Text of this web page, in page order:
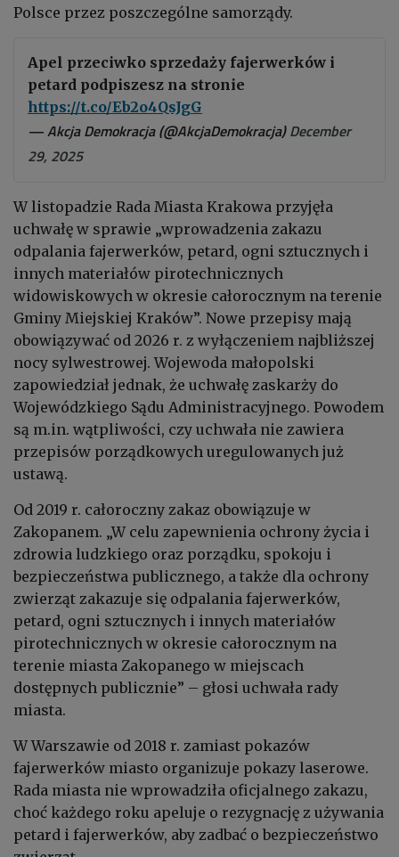
Polsce przez poszczególne samorządy.
Apel przeciwko sprzedaży fajerwerków i
petard podpiszesz na stronie
https://t.co/Eb2o4QsJgG
— Akcja Demokracja (@AkcjaDemokracja)December
29, 2025
W listopadzie Rada Miasta Krakowa przyjęła
uchwałę w sprawie „wprowadzenia zakazu
odpalania fajerwerków, petard, ogni sztucznych i
innych materiałów pirotechnicznych
widowiskowych w okresie całorocznym na terenie
Gminy Miejskiej Kraków”. Nowe przepisy mają
obowiązywać od 2026 r. z wyłączeniem najbliższej
nocy sylwestrowej. Wojewoda małopolski
zapowiedział jednak, że uchwałę zaskarży do
Wojewódzkiego Sądu Administracyjnego. Powodem
są m.in. wątpliwości, czy uchwała nie zawiera
przepisów porządkowych uregulowanych już
ustawą.
Od 2019 r. całoroczny zakaz obowiązuje w
Zakopanem. „W celu zapewnienia ochrony życia i
zdrowia ludzkiego oraz porządku, spokoju i
bezpieczeństwa publicznego, a także dla ochrony
zwierząt zakazuje się odpalania fajerwerków,
petard, ogni sztucznych i innych materiałów
pirotechnicznych w okresie całorocznym na
terenie miasta Zakopanego w miejscach
dostępnych publicznie” – głosi uchwała rady
miasta.
W Warszawie od 2018 r. zamiast pokazów
fajerwerków miasto organizuje pokazy laserowe.
Rada miasta nie wprowadziła oficjalnego zakazu,
choć każdego roku apeluje o rezygnację z używania
petard i fajerwerków, aby zadbać o bezpieczeństwo